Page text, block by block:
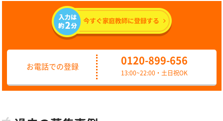
お電話での登録
0120-899-656
13:00~22:00・土日祝OK